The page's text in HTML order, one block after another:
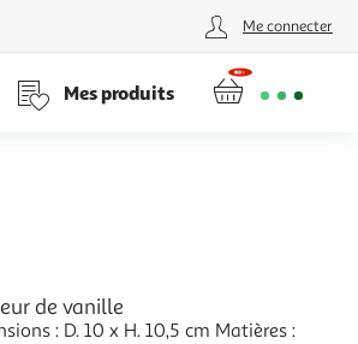
Me connecter
Mes produits
de vanille
: D. 10 x H. 10,5 cm Matières :